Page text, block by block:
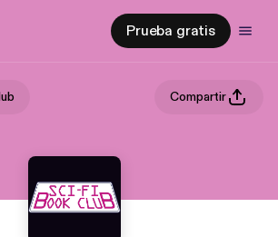
Prueba gratis
Compartir